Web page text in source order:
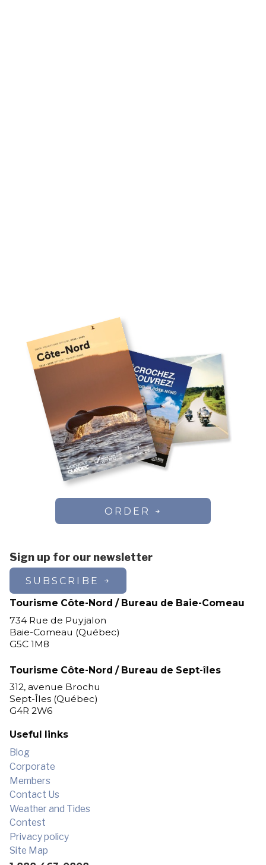
ORDER
Sign up for our newsletter
SUBSCRIBE
Tourisme Côte-Nord / Bureau de Baie-Comeau
734 Rue de Puyjalon
Baie-Comeau (Québec)
G5C 1M8
Tourisme Côte-Nord / Bureau de Sept-îles
312, avenue Brochu
Sept-Îles (Québec)
G4R 2W6
Useful links
Blog
Corporate
Members
Contact Us
Weather and Tides
Contest
Privacy policy
Site Map